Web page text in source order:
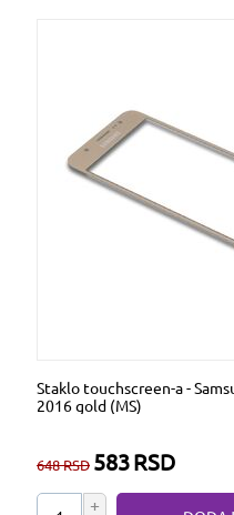
Staklo touchscreen-a -
2016 gold (MS)
648RSD 583RSD
+